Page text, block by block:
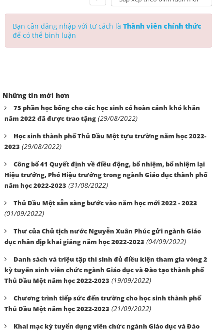
Bạn cần đăng nhập với tư cách là Thành viên chính thức
để có thể bình luận
Những tin mới hơn
75 phần học bổng cho các học sinh có hoàn cảnh khó khăn
năm 2022 đã được trao tặng (29/08/2022)
Học sinh thành phố Thủ Dầu Một tựu trường năm học 2022-
2023 (29/08/2022)
Công bố 41 Quyết định về điều động, bổ nhiệm, bổ nhiệm lại
Hiệu trưởng, Phó Hiệu trưởng trong ngành Giáo dục thành phố
năm học 2022-2023 (31/08/2022)
Thủ Dầu Một sẵn sàng bước vào năm học mới 2022 - 2023
(01/09/2022)
Thư của Chủ tịch nước Nguyễn Xuân Phúc gửi ngành Giáo
dục nhân dịp khai giảng năm học 2022-2023 (04/09/2022)
Danh sách và triệu tập thí sinh đủ điều kiện tham gia vòng 2
kỳ tuyển sinh viên chức ngành Giáo dục và Đào tạo thành phố
Thủ Dầu Một năm học 2022-2023 (19/09/2022)
Chương trình tiếp sức đến trường cho học sinh thành phố
Thủ Dầu Một năm học 2022-2023 (21/09/2022)
Khai mạc kỳ tuyển dụng viên chức ngành Giáo dục và Đào